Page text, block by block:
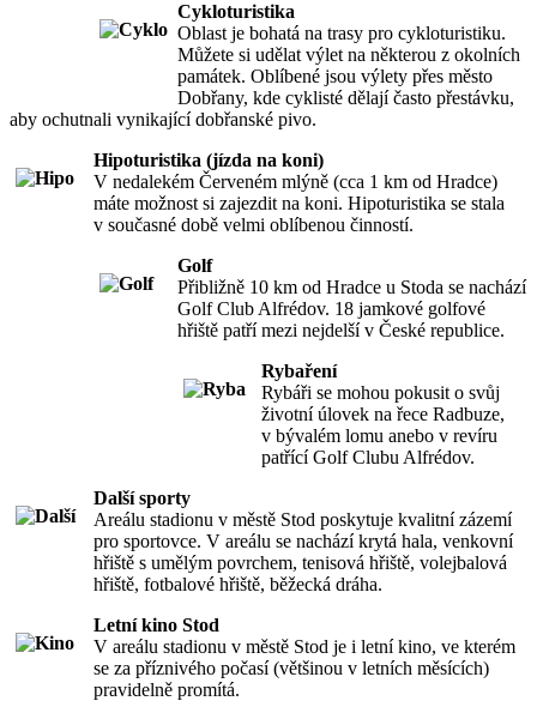
Cykloturistika
Oblast je bohatá na trasy pro cykloturistiku.
Můžete si udělat výlet na některou z okolních
památek. Oblíbené jsou výlety přes město
Dobřany, kde cyklisté dělají často přestávku,
aby ochutnali vynikající dobřanské pivo.
Hipoturistika (jízda na koni)
V nedalekém Červeném mlýně (cca 1 km od Hradce)
máte možnost si zajezdit na koni. Hipoturistika se stala
v současné době velmi oblíbenou činností.
Golf
Přibližně 10 km od Hradce u Stoda se nachází
Golf Club Alfrédov. 18 jamkové golfové
hřiště patří mezi nejdelší v České republice.
Rybaření
Rybáři se mohou pokusit o svůj
životní úlovek na řece Radbuze,
v bývalém lomu anebo v revíru
patřící Golf Clubu Alfrédov.
Další sporty
Areálu stadionu v městě Stod poskytuje kvalitní zázemí
pro sportovce. V areálu se nachází krytá hala, venkovní
hřiště s umělým povrchem, tenisová hřiště, volejbalová
hřiště, fotbalové hřiště, běžecká dráha.
Letní kino Stod
V areálu stadionu v městě Stod je i letní kino, ve kterém
se za příznivého počasí (většinou v letních měsících)
pravidelně promítá.